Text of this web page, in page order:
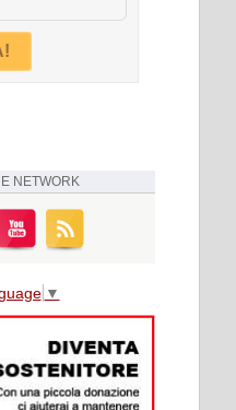
NETWORK
▼